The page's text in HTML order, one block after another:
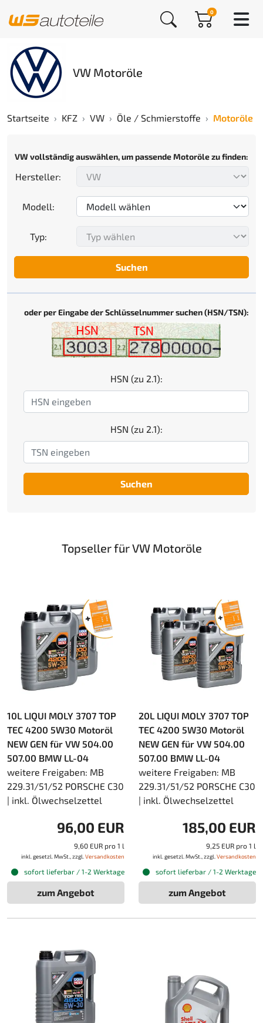
0
VW Motoröle
Startseite KFZ VW Öle / Schmierstoffe Motoröle
VW vollständig auswählen, um passende Motoröle zu finden:
Hersteller:
Modell:
Typ:
Suchen
oder per Eingabe der Schlüsselnummer suchen (HSN/TSN):
HSN (zu 2.1):
HSN (zu 2.1):
Suchen
Topseller für VW Motoröle
10L LIQUI MOLY 3707 TOP
TEC 4200 5W30 Motoröl
NEW GEN für VW 504.00
507.00 BMW LL-04
weitere Freigaben: MB
229.31/51/52 PORSCHE C30
| inkl. Ölwechselzettel
96,00 EUR
9,60 EUR pro 1 l
inkl. gesetzl. MwSt., zzgl. Versandkosten
sofort lieferbar / 1-2 Werktage
zum Angebot
20L LIQUI MOLY 3707 TOP
TEC 4200 5W30 Motoröl
NEW GEN für VW 504.00
507.00 BMW LL-04
weitere Freigaben: MB
229.31/51/52 PORSCHE C30
| inkl. Ölwechselzettel
185,00 EUR
9,25 EUR pro 1 l
inkl. gesetzl. MwSt., zzgl. Versandkosten
sofort lieferbar / 1-2 Werktage
zum Angebot